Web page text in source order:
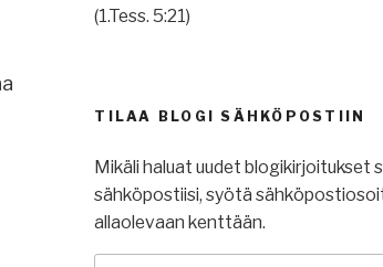
(1.Tess. 5:21)
TILAA BLOGI SÄHKÖPOSTIIN
Mikäli haluat uudet blogikirjoitukset
sähköpostiisi, syötä
allaolevaan kenttään.